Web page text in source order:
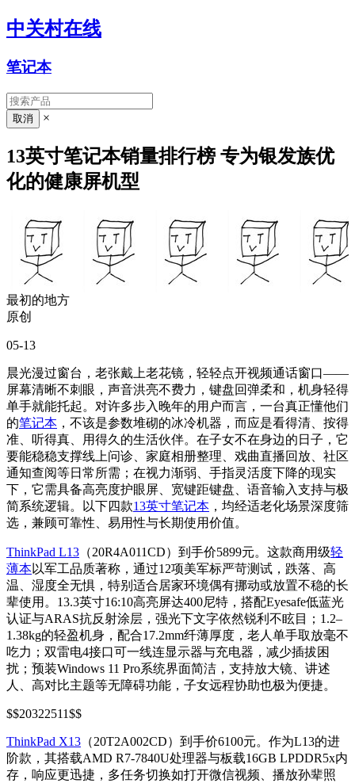
中关村在线
笔记本
×
13英寸笔记本销量排行榜 专为银发族优
化的健康屏机型
最初的地方
原创
05-13
晨光漫过窗台，老张戴上老花镜，轻轻点开视频通话窗口——
屏幕清晰不刺眼，声音洪亮不费力，键盘回弹柔和，机身轻得
单手就能托起。对许多步入晚年的用户而言，一台真正懂他们
的笔记本 ，不该是参数堆砌的冰冷机器，而应是看得清、按得
准、听得真、用得久的生活伙伴。在子女不在身边的日子，它
要能稳稳支撑线上问诊、家庭相册整理、戏曲直播回放、社区
通知查阅等日常所需；在视力渐弱、手指灵活度下降的现实
下，它需具备高亮度护眼屏、宽键距键盘、语音输入支持与极
简系统逻辑。以下四款13英寸笔记本 ，均经适老化场景深度筛
选，兼顾可靠性、易用性与长期使用价值。
ThinkPad L13 （20R4A011CD）到手价5899元。这款商用级轻
薄本以军工品质著称，通过12项美军标严苛测试，跌落、高
温、湿度全无惧，特别适合居家环境偶有挪动或放置不稳的长
辈使用。13.3英寸16:10高亮屏达400尼特，搭配Eyesafe低蓝光
认证与ARAS抗反射涂层，强光下文字依然锐利不眩目；1.2–
1.38kg的轻盈机身，配合17.2mm纤薄厚度，老人单手取放毫不
吃力；双雷电4接口可一线连显示器与充电器，减少插拔困
扰；预装Windows 11 Pro系统界面简洁，支持放大镜、讲述
人、高对比主题等无障碍功能，子女远程协助也极为便捷。
$$20322511$$
ThinkPad X13 （20T2A002CD）到手价6100元。作为L13的进
阶款，其搭载AMD R7-7840U处理器与板载16GB LPDDR5x内
存，响应更迅捷，多任务切换如打开微信视频、播放孙辈照